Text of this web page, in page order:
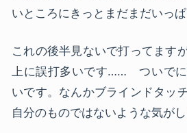
いところにきっとまだまだいっぱ
これの後半見ないで打ってます
上に誤打多いです…… ついでに
いです。なんかブラインドタッ
自分のものではないような気がし